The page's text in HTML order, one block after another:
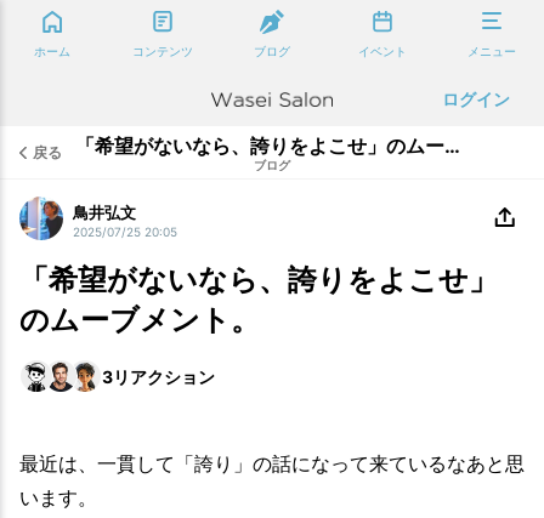
ホーム コンテンツ ブログ イベント メニュー
ログイン
戻る 「希望がないなら、誇りをよこせ」のムーブメント。
ブログ
鳥井弘文
2025/07/25 20:05
「希望がないなら、誇りをよこせ」
のムーブメント。
3リアクション
最近は、一貫して「誇り」の話になって来ているなあと思
います。